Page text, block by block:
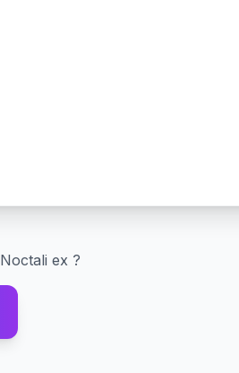
Noctali ex ?